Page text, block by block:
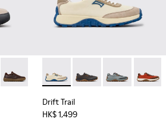
- 男裝米色麂皮和織物鞋。
013
- K101075-010
Peu Serra - K101075-005
Peu Serra - K101075-001
Drift Trail - K100864-055 -
Drift Trail -Drift Trail -
Drift
Drift Trail
HK$ 1,499